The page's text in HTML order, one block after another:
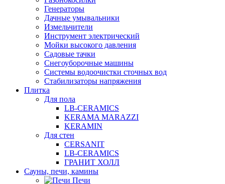
Генераторы
Дачные умывальники
Измельчители
Инструмент электрический
Мойки высокого давления
Садовые тачки
Снегоуборочные машины
Системы водоочистки сточных вод
Стабилизаторы напряжения
Плитка
Для пола
LB-CERAMICS
KERAMA MARAZZI
KERAMIN
Для стен
CERSANIT
LB-CERAMICS
ГРАНИТ ХОЛЛ
Сауны, печи, камины
Печи